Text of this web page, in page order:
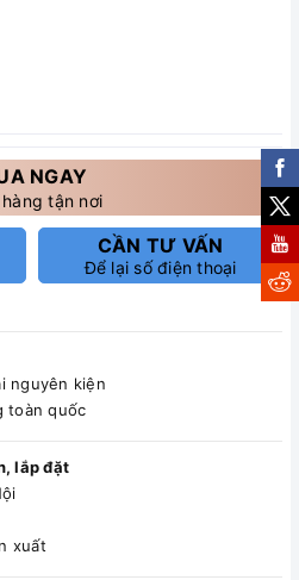
NGAY
hàng tận nơi
CẦN TƯ VẤN
Để lại số điện thoại
nguyên kiện
toàn quốc
lắp đặt
xuất